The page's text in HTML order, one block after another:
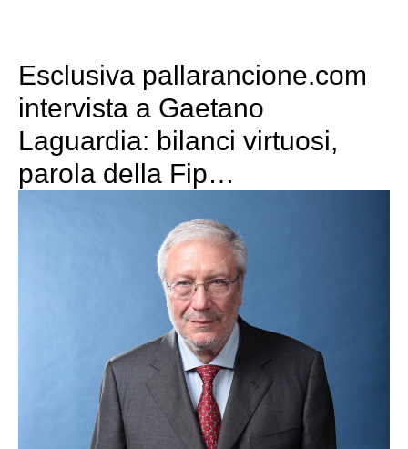
Esclusiva pallarancione.com
intervista a Gaetano
Laguardia: bilanci virtuosi,
parola della Fip…